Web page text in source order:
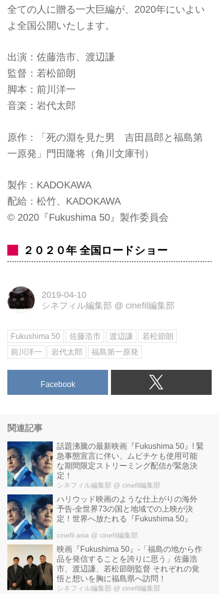
全ての人に贈る一大巨編が、2020年にいよい
よ全国公開いたします。
出演：佐藤浩市、渡辺謙
監督：若松節朗
脚本：前川洋一
音楽：岩代太郎
原作：「死の淵を見た男 吉田昌郎と福島第
一原発」門田隆将（角川文庫刊）
製作：KADOKAWA
配給：松竹、KADOKAWA
© 2020『Fukushima 50』製作委員会
２０２０年 全国ロードショー
2019-04-10
シネフィル編集部 @ cinefil編集部
Fukushima 50 佐藤浩市 渡辺謙
若松節朗
前川洋一
岩代太郎 福島第一原発
Facebook
関連記事
話題沸騰の最新映画『Fukushima 50』! 緊
急事態宣言に伴い、ムビチケも使用可能
な期間限定ストリーミング配信が緊急決
定！
シネフィル編集部 @ cinefil編集部
ハリウッド映画のような仕上がりの海外
予告-全世界73の国と地域での上映が決
定！世界へ放たれる『Fukushima 50』
cinefil.asia @ cinefil編集部
映画『Fukushima 50』-「福島の地から作
品を発信することを誇りに思う」佐藤浩
市、渡辺謙、若松節朗監督 それぞれの覚
悟と想いを胸に福島県へ訪問！
シネフィル編集部 @ cinefil編集部